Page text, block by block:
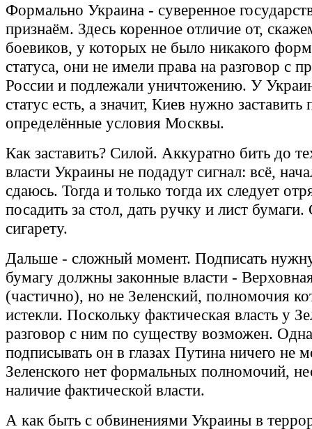
Формально Украина - суверенное
признаём. Здесь коренное отличие от,
боевиков, у которых не было никакого
статуса, они не имели права на разговор с
России и подлежали уничтожению. У
статус есть, а значит, Киев нужно заставить
определённые условия Москвы.
Как заставить? Силой. Аккуратно бить до
власти Украины не подадут сигнал: всё,
сдаюсь. Тогда и только тогда их следует
посадить за стол, дать ручку и лист
сигарету.
Дальше - сложный момент. Подписать
бумагу должны законные власти -
(частично), но не Зеленский, полномочия
истекли. Поскольку фактическая власть у
разговор с ним по существу возможен.
подписывать он в глазах Путина ничего не
Зеленского нет формальных полномочий,
наличие фактической власти.
А как быть с обвинениями Украины в